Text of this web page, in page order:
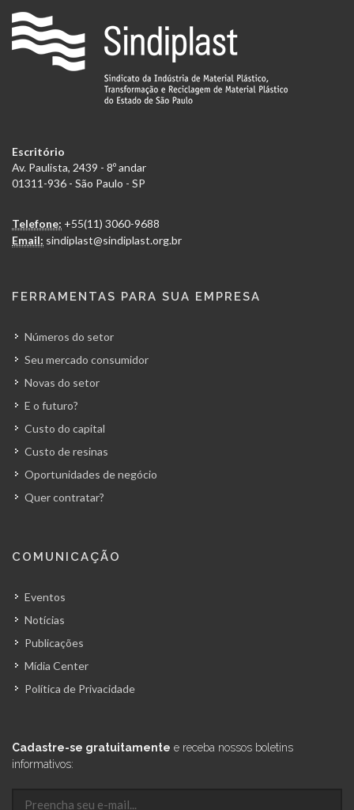
Escritório
Av. Paulista, 2439 - 8º andar
01311-936 - São Paulo - SP
Telefone: +55(11) 3060-9688
Email: sindiplast@sindiplast.org.br
FERRAMENTAS PARA SUA EMPRESA
Números do setor
Seu mercado consumidor
Novas do setor
E o futuro?
Custo do capital
Custo de resinas
Oportunidades de negócio
Quer contratar?
COMUNICAÇÃO
Eventos
Notícias
Publicações
Mídia Center
Política de Privacidade
Cadastre-se gratuitamente e receba nossos boletins
informativos: